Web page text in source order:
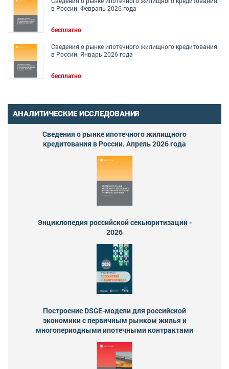
в России. Февраль 2026 года
бесплатно
Сведения о рынке ипотечного жилищного кредитования
в России. Январь 2026 года
бесплатно
АНАЛИТИЧЕСКИЕ ИССЛЕДОВАНИЯ
Сведения о рынке ипотечного жилищного
кредитования в России. Апрель 2026 года
Энциклопедия российской секьюритизации -
2026
Построение DSGE-модели для российской
экономики с первичным рынком жилья и
многопериодными ипотечными контрактами